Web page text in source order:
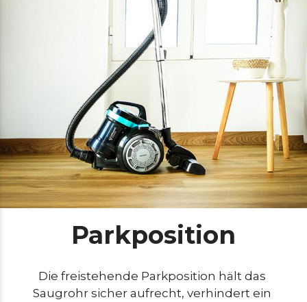
Parkposition
Die freistehende Parkposition hält das
Saugrohr sicher aufrecht, verhindert ein